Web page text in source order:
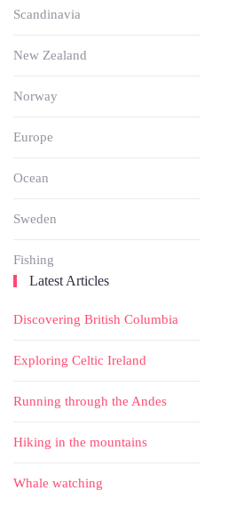
Scandinavia
New Zealand
Norway
Europe
Ocean
Sweden
Fishing
Latest Articles
Discovering British Columbia
Exploring Celtic Ireland
Running through the Andes
Hiking in the mountains
Whale watching